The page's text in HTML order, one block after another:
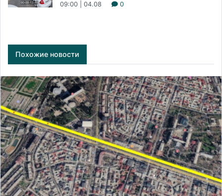
09:00 | 04.08 0
Похожие новости